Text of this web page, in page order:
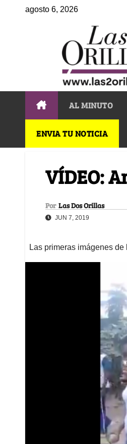
agosto 6, 2026
AL MINUTO
ENVIA TU NOTICIA
VÍDEO:
Por Las Dos Orillas
JUN 7, 2019
Las primeras imágenes